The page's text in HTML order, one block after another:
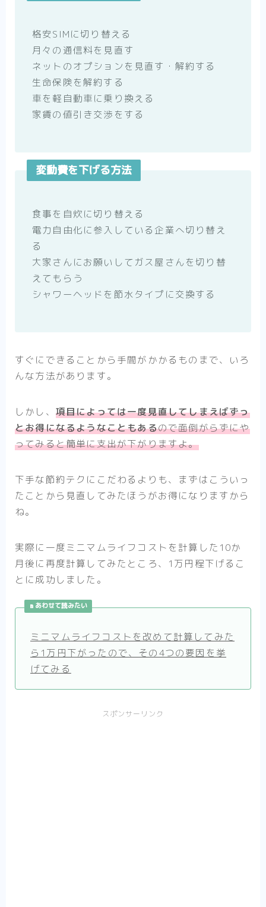
格安SIMに切り替える
月々の通信料を見直す
ネットのオプションを見直す・解約する
生命保険を解約する
車を軽自動車に乗り換える
家賃の値引き交渉をする
変動費を下げる方法
食事を自炊に切り替える
電力自由化に参入している企業へ切り替え
る
大家さんにお願いしてガス屋さんを切り替
えてもらう
シャワーヘッドを節水タイプに交換する
すぐにできることから手間がかかるものまで、いろ
んな方法があります。
しかし、 項目によっては一度見直してしまえばずっ
とお得になるようなこともあるので面倒がらずにや
ってみると簡単に支出が下がりますよ。
下手な節約テクにこだわるよりも、まずはこういっ
たことから見直してみたほうがお得になりますから
ね。
実際に一度ミニマムライフコストを計算した10か
月後に再度計算してみたところ、1万円程下げるこ
とに成功しました。
あわせて読みたい
ミニマムライフコストを改めて計算してみた
ら1万円下がったので、その4つの要因を挙
げてみる
スポンサーリンク